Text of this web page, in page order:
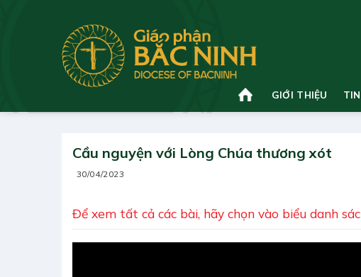
GIỚI THIỆU
Cầu nguyện với Lòng Chúa thương xót
30/04/2023
Để xem tất cả các bài, hãy chọn vào biểu danh